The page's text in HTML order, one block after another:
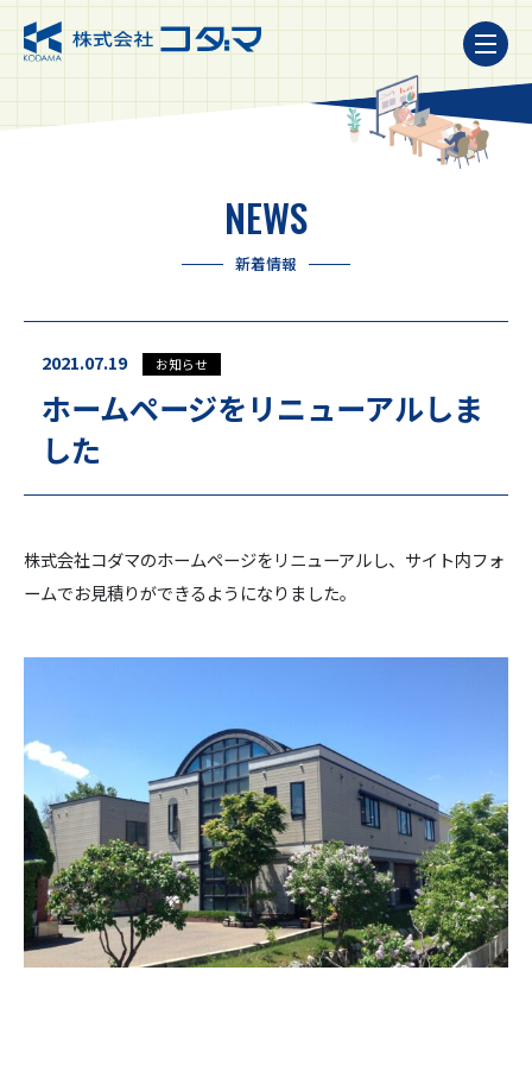
NEWS
新着情報
2021.07.19 お知らせ
ホームページをリニューアルしま
した
株式会社コダマのホームページをリニューアルし、サイト内フォ
ームでお見積りができるようになりました。